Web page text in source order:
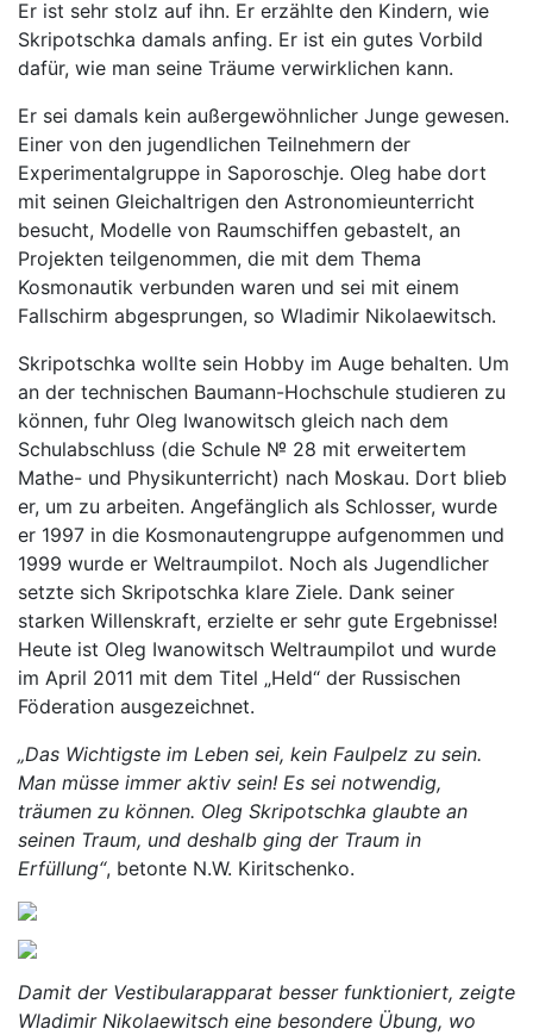
Er ist sehr stolz auf ihn. Er erzählte den Kindern, wie
Skripotschka damals anfing. Er ist ein gutes Vorbild
dafür, wie man seine Träume verwirklichen kann.
Er sei damals kein außergewöhnlicher Junge gewesen.
Einer von den jugendlichen Teilnehmern der
Experimentalgruppe in Saporoschje. Oleg habe dort
mit seinen Gleichaltrigen den Astronomieunterricht
besucht, Modelle von Raumschiffen gebastelt, an
Projekten teilgenommen, die mit dem Thema
Kosmonautik verbunden waren und sei mit einem
Fallschirm abgesprungen, so Wladimir Nikolaewitsch.
Skripotschka wollte sein Hobby im Auge behalten. Um
an der technischen Baumann-Hochschule studieren zu
können, fuhr Oleg Iwanowitsch gleich nach dem
Schulabschluss (die Schule № 28 mit erweitertem
Mathe- und Physikunterricht) nach Moskau. Dort blieb
er, um zu arbeiten. Angefänglich als Schlosser, wurde
er 1997 in die Kosmonautengruppe aufgenommen und
1999 wurde er Weltraumpilot. Noch als Jugendlicher
setzte sich Skripotschka klare Ziele. Dank seiner
starken Willenskraft, erzielte er sehr gute Ergebnisse!
Heute ist Oleg Iwanowitsch Weltraumpilot und wurde
im April 2011 mit dem Titel „Held“ der Russischen
Föderation ausgezeichnet.
„Das Wichtigste im Leben sei, kein Faulpelz zu sein.
Man müsse immer aktiv sein! Es sei notwendig,
träumen zu können. Oleg Skripotschka glaubte an
seinen Traum, und deshalb ging der Traum in
Erfüllung“, betonte N.W. Kiritschenko.
Damit der Vestibularapparat besser funktioniert, zeigte
Wladimir Nikolaewitsch eine besondere Übung, wo